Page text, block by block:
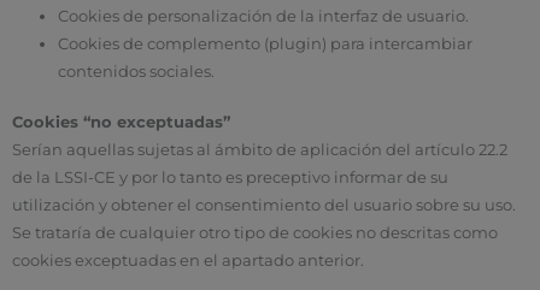
Cookies de personalización de la interfaz de usuario.
Cookies de complemento (plugin) para intercambiar
contenidos sociales.
Cookies “no exceptuadas”
Serían aquellas sujetas al ámbito de aplicación del artículo 22.2
de la LSSI-CE y por lo tanto es preceptivo informar de su
utilización y obtener el consentimiento del usuario sobre su uso.
Se trataría de cualquier otro tipo de cookies no descritas como
cookies exceptuadas en el apartado anterior.